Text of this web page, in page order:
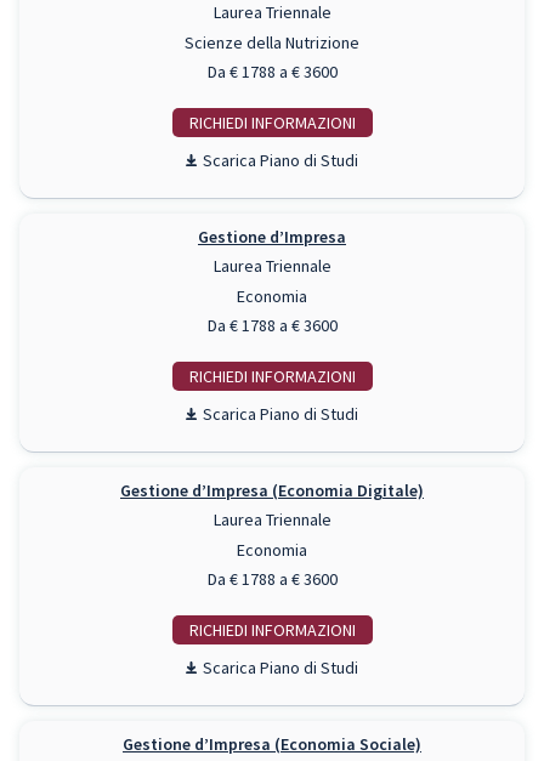
Laurea Triennale
Scienze della Nutrizione
Da € 1788 a € 3600
RICHIEDI INFO
Piano di Studi
Gestione d’Impresa
Laurea Triennale
Economia
Da € 1788 a € 3600
RICHIEDI INFO
Piano di Studi
Gestione d’Impresa (Economia Digitale)
Laurea Triennale
Economia
Da € 1788 a € 3600
RICHIEDI INFO
Piano di Studi
Gestione d’Impresa (Economia Sociale)